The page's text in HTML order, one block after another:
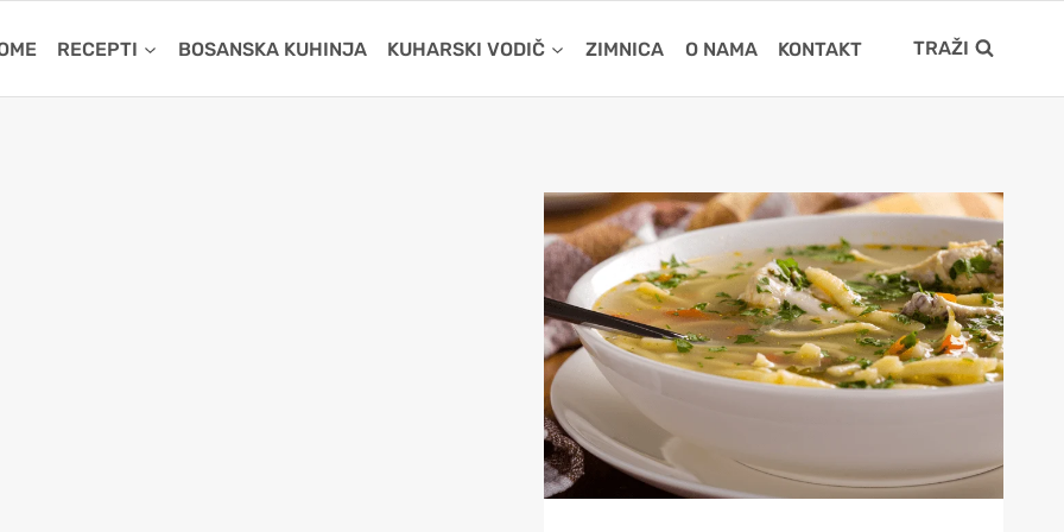
RECEPTI BOSANSKA KUHINJA KUHARSKI VODIČ ZIMNICA O NAMA KONTAKT TRAŽI